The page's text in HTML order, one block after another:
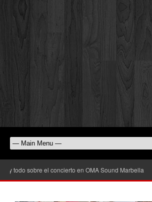
sobre el concierto en OMA Sound Marbella